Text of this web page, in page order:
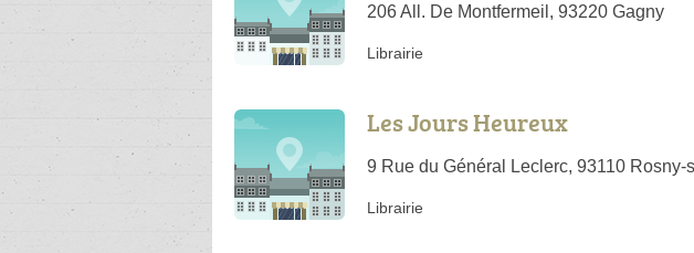
206 All. De Montfermeil, 93220 Gagny
Librairie
Les Jours Heureux
9 Rue du Général Leclerc, 93110 Rosny-
Librairie